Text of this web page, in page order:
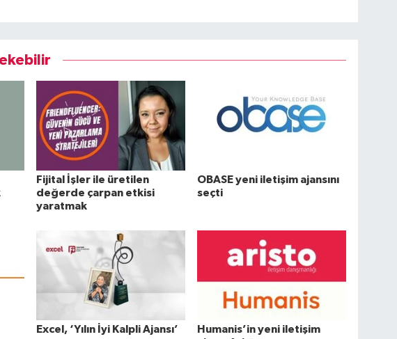
Fijital İşler ile üretilen
değerde çarpan etkisi
yaratmak
OBASE yeni iletişim ajansını
seçti
Excel, ‘Yılın İyi Kalpli Ajansı’
Humanis’in yeni iletişim